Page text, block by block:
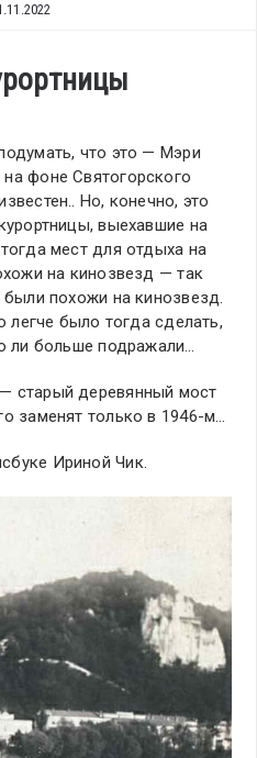
что это — Мэри
фоне Святогорского
Но, конечно, это
выехавшие на
мест для отдыха на
на кинозвезд — так
похожи на кинозвезд.
легче было тогда сделать,
ли больше подражали…
старый деревянный мост
заменят только в 1946-м…
Ириной Чик.